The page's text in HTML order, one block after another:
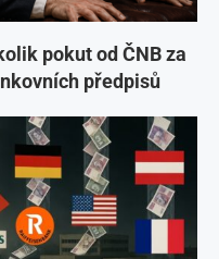
pokut od ČNB za
předpisů